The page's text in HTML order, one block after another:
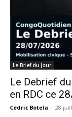
Le Brief du Jour
Le Debrief
en RDC ce
Cédric Botela - 28